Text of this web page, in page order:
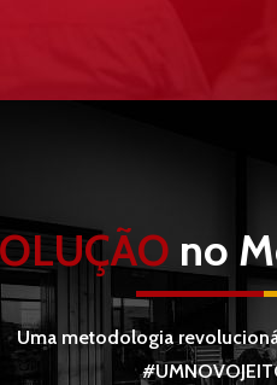
no
Uma metodologia